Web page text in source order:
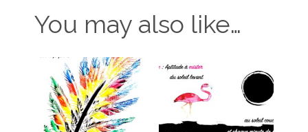
You may also like…